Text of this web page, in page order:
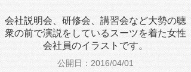
会社説明会、研修会、講習会など大勢の聴
衆の前で演説をしているスーツを着た女性
会社員のイラストです。
公開日：2016/04/01